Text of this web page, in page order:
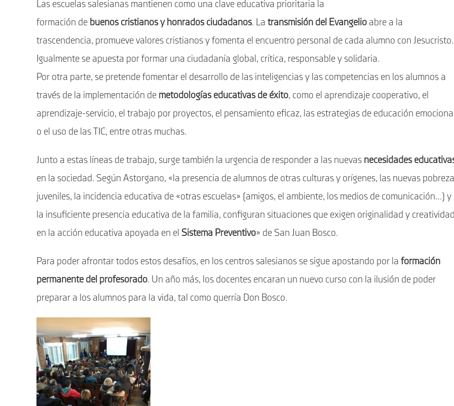
Las escuelas salesianas mantienen como una clave educativa prioritaria la
formación de buenos cristianos y honrados ciudadanos. La transmisión del Evangelio abre a la
trascendencia, promueve valores cristianos y fomenta el encuentro personal de cada alumno con Jesucristo.
Igualmente se apuesta por formar una ciudadanía global, crítica, responsable y solidaria.
Por otra parte, se pretende fomentar el desarrollo de las inteligencias y las competencias en los alumnos a
través de la implementación de metodologías educativas de éxito, como el aprendizaje cooperativo, el
aprendizaje-servicio, el trabajo por proyectos, el pensamiento eficaz, las estrategias de educación emocional
o el uso de las TIC, entre otras muchas.
Junto a estas líneas de trabajo, surge también la urgencia de responder a las nuevas necesidades
en la sociedad. Según Astorgano, «la presencia de alumnos de otras culturas y orígenes, las nuevas
juveniles, la incidencia educativa de «otras escuelas» (amigos, el ambiente, los medios de comunicación…) y
la insuficiente presencia educativa de la familia, configuran situaciones que exigen originalidad y creatividad
en la acción educativa apoyada en el Sistema Preventivo» de San Juan Bosco.
Para poder afrontar todos estos desafíos, en los centros salesianos se sigue apostando por la formación
permanente del profesorado. Un año más, los docentes encaran un nuevo curso con la ilusión de poder
preparar a los alumnos para la vida, tal como querría Don Bosco.